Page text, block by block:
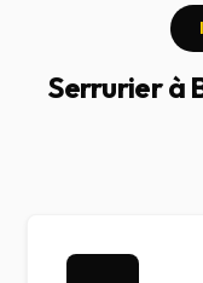
Serrurier à